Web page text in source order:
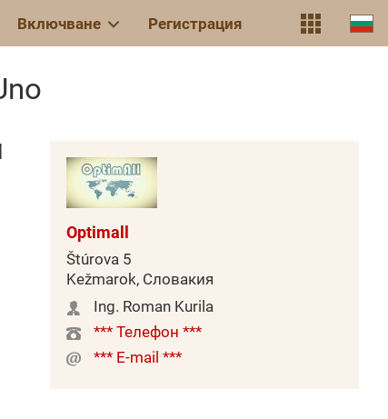
Включване Регистрация
Optimall
Štúrova 5
Kežmarok, Словакия
Ing. Roman Kurila
*** Телефон ***
*** E-mail ***